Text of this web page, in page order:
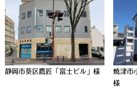
静岡市葵区鷹匠「富士ビル」様
焼津市
様